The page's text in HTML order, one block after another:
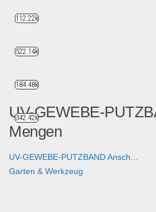
UV-GEWEBE-
Mengen
UV-GEWEBE-PUTZBAND Ansch...
Garten & Werkzeug
112.22k
522.14k
184.48k
342.42k